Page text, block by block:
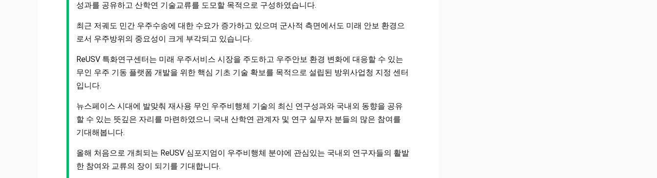
성과를 공유하고 산학연 기술교류를 도모할 목적으로 구성하였습니다.
최근 저궤도 민간 우주수송에 대한 수요가 증가하고 있으며 군사적 측면에서도 미래 안보 환경으
로서 우주방위의 중요성이 크게 부각되고 있습니다.
ReUSV 특화연구센터는 미래 우주서비스 시장을 주도하고 우주안보 환경 변화에 대응할 수 있는
무인 우주 기동 플랫폼 개발을 위한 핵심 기초 기술 확보를 목적으로 설립된 방위사업청 지정 센터
입니다.
뉴스페이스 시대에 발맞춰 재사용 무인 우주비행체 기술의 최신 연구성과와 국내외 동향을 공유
할 수 있는 뜻깊은 자리를 마련하였으니 국내 산학연 관계자 및 연구 실무자 분들의 많은 참여를
기대해봅니다.
올해 처음으로 개최되는 ReUSV 심포지엄이 우주비행체 분야에 관심있는 국내외 연구자들의 활발
한 참여와 교류의 장이 되기를 기대합니다.